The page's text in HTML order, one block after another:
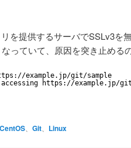
を提供するサーバでSSLv3を
っていて、原因を突き止める
//example.jp/git/sample
accessing https: //example.jp/
CentOS Git Linux